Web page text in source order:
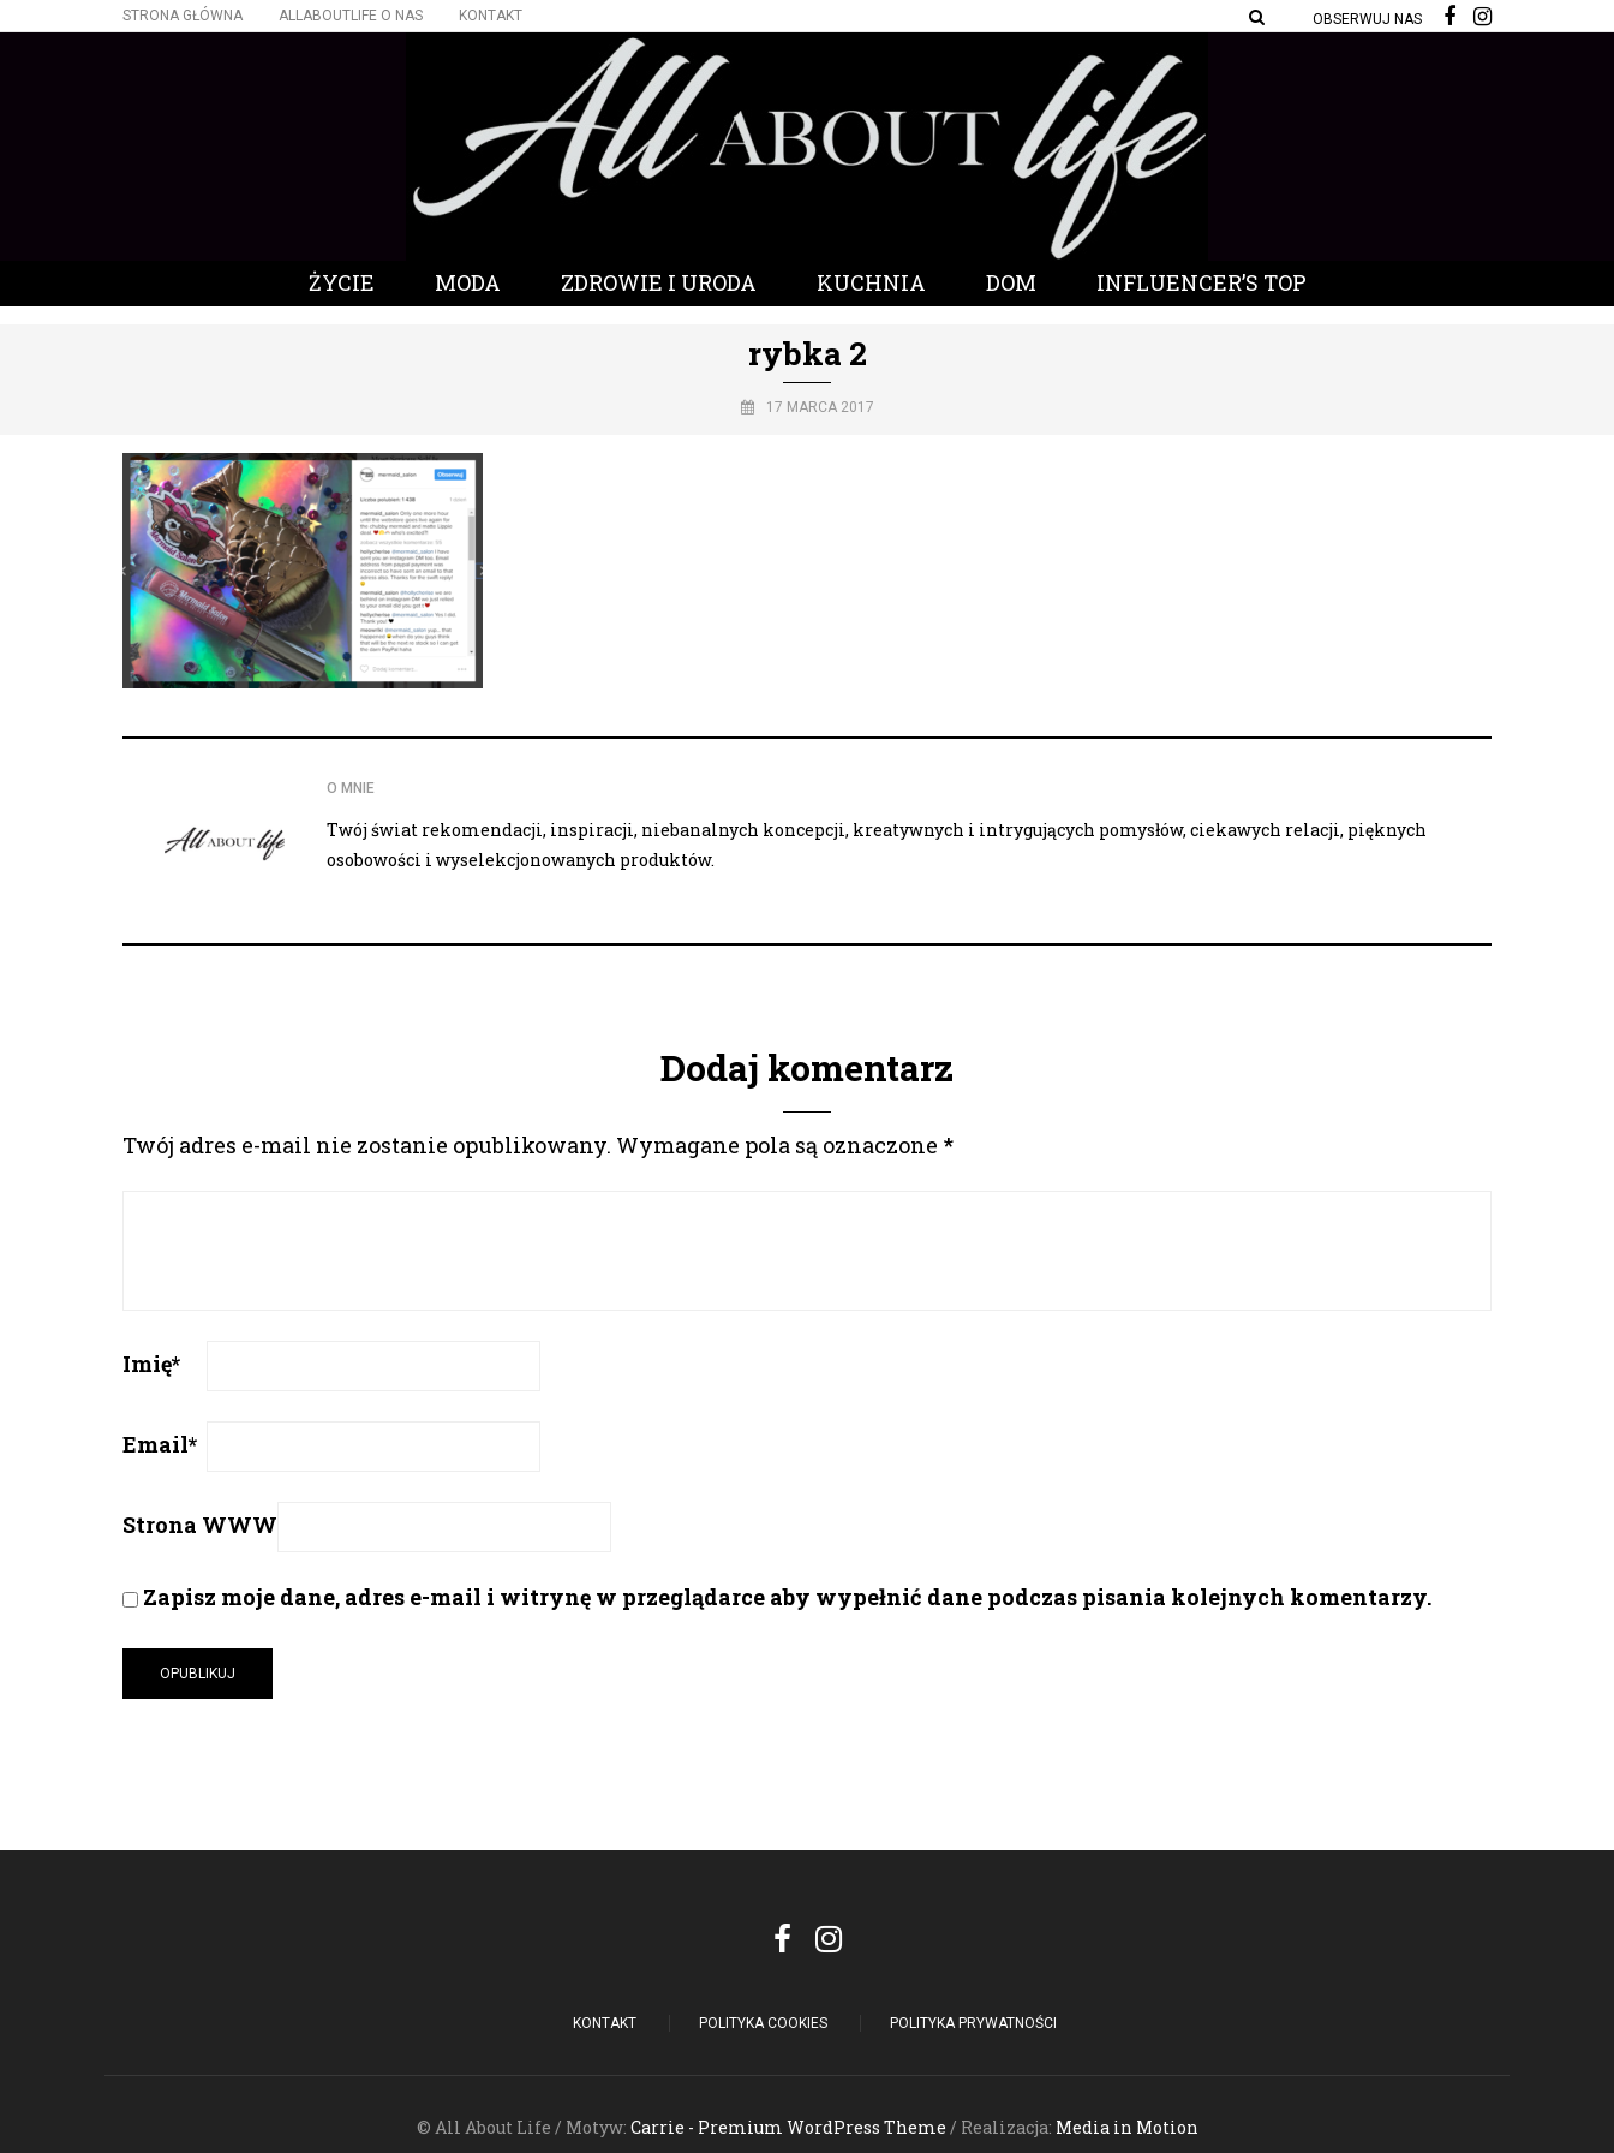
STRONA GŁÓWNA ALLABOUTLIFE O NAS KONTAKT OBSERWUJ NAS
ŻYCIE MODA ZDROWIE I URODA KUCHNIA DOM INFLUENCER’S TOP
rybka 2
17 MARCA 2017
O MNIE
Twój świat rekomendacji, inspiracji, niebanalnych koncepcji, kreatywnych i intrygujących pomysłów, ciekawych relacji, pięknych
osobowości i wyselekcjonowanych produktów.
Dodaj komentarz
Twój adres e-mail nie zostanie opublikowany. Wymagane pola są oznaczone *
Imię*
Email*
Strona WWW
Zapisz moje dane, adres e-mail i witrynę w przeglądarce aby wypełnić dane podczas pisania kolejnych komentarzy.
KONTAKT POLITYKA COOKIES POLITYKA PRYWATNOŚCI
© All About Life / Motyw: Carrie - Premium WordPress Theme / Realizacja: Media in Motion